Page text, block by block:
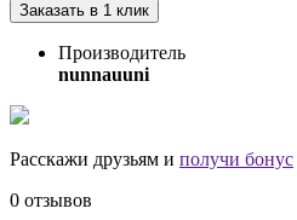
Заказать в 1 клик
Производитель
nunnauuni
Расскажи друзьям и получи бонус
0 отзывов